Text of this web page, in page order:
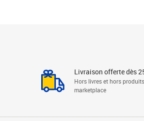
Livraison offerte dès
Hors livres et hors produits
marketplace